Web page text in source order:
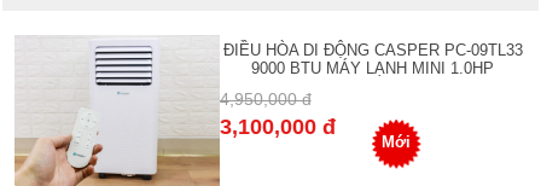
ĐIỀU HÒA DI ĐỘNG CASPER PC-09TL33
9000 BTU MÁY LẠNH MINI 1.0HP
4,950,000 đ
3,100,000 đ
Mới